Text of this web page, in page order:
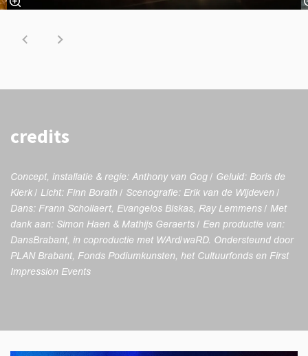
credits
Concept, installatie & regie: Anthony van Gog / Geluid: Boris de
Klerk / Licht: Finn Borath / Scenografie: Erik van de Wijdeven /
Dans: Frann Schollaert, Evangelos Biskas, Ray Lemmens / Met
dank aan: Simon Haen & Mathijs Geraerts / Een productie van:
DansBrabant, in coproductie met WArd/waRD. Ondersteund door
PLAN Brabant, Fonds Podiumkunsten, het Cultuurfonds en First
Impression Events